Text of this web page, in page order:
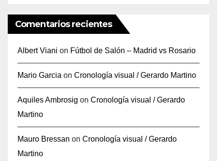
Comentarios recientes
Albert Viani on Fútbol de Salón – Madrid vs Rosario
Mario Garcia on Cronología visual / Gerardo Martino
Aquiles Ambrosig on Cronología visual / Gerardo
Martino
Mauro Bressan on Cronología visual / Gerardo
Martino